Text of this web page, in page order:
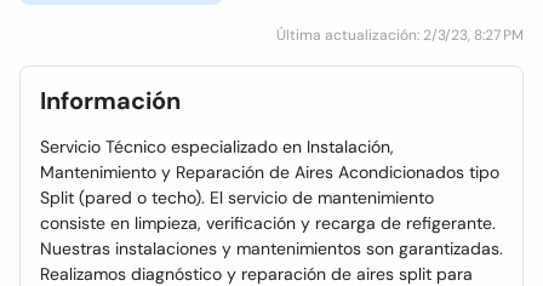
Última actualización: 2/3/23, 8:27 PM
Información
Servicio Técnico especializado en Instalación,
Mantenimiento y Reparación de Aires Acondicionados tipo
Split (pared o techo). El servicio de mantenimiento
consiste en limpieza, verificación y recarga de refigerante.
Nuestras instalaciones y mantenimientos son garantizadas.
Realizamos diagnóstico y reparación de aires split para